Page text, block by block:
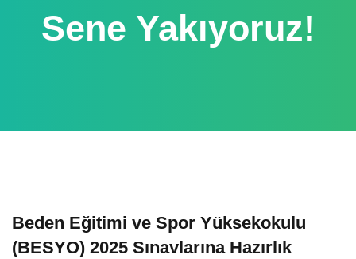
Sene Yakıyoruz!
Beden Eğitimi ve Spor Yüksekokulu
(BESYO) 2025 Sınavlarına Hazırlık